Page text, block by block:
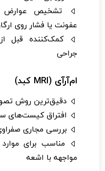
تشخیص عوارض
عفونت یا فشار روی
کمک‌کننده قبل
جراحی
ام‌آر‌آی (MRI کبد)
دقیق‌ترین روش
افتراق کیست‌های
بررسی مجاری
مناسب برای
مواجهه با اشعه